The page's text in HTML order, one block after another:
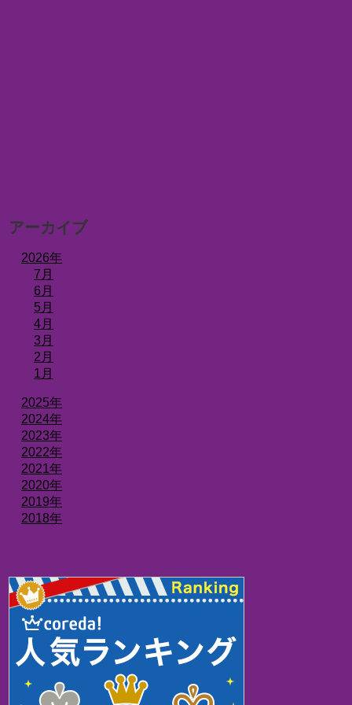
アーカイブ
2026年
7月
6月
5月
4月
3月
2月
1月
2025年
2024年
2023年
2022年
2021年
2020年
2019年
2018年